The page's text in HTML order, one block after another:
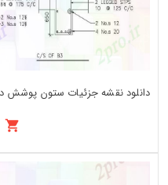
دانلود نقشه جزئیات ستون پوشش در